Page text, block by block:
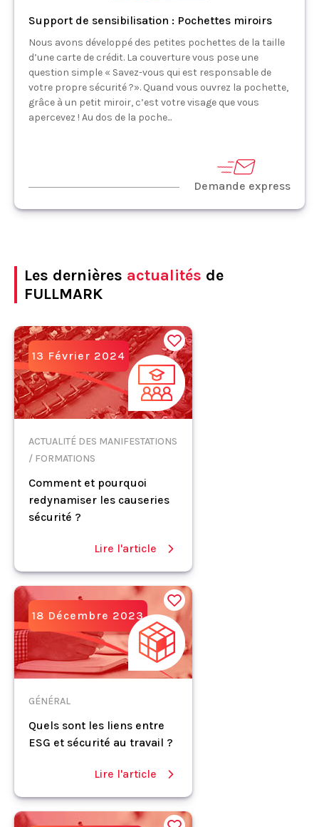
Support de sensibilisation : Pochettes miroirs
Nous avons développé des petites pochettes de la taille
d’une carte de crédit. La couverture vous pose une
question simple « Savez-vous qui est responsable de
votre propre sécurité ?». Quand vous ouvrez la pochette,
grâce à un petit miroir, c’est votre visage que vous
apercevez ! Au dos de la poche...
Demande express
Les dernières actualités de
FULLMARK
13 Février 2024
ACTUALITÉ DES MANIFESTATIONS
/ FORMATIONS
Comment et pourquoi
redynamiser les causeries
sécurité ?
Lire l'article
18 Décembre 2023
GÉNÉRAL
Quels sont les liens entre
ESG et sécurité au travail ?
Lire l'article